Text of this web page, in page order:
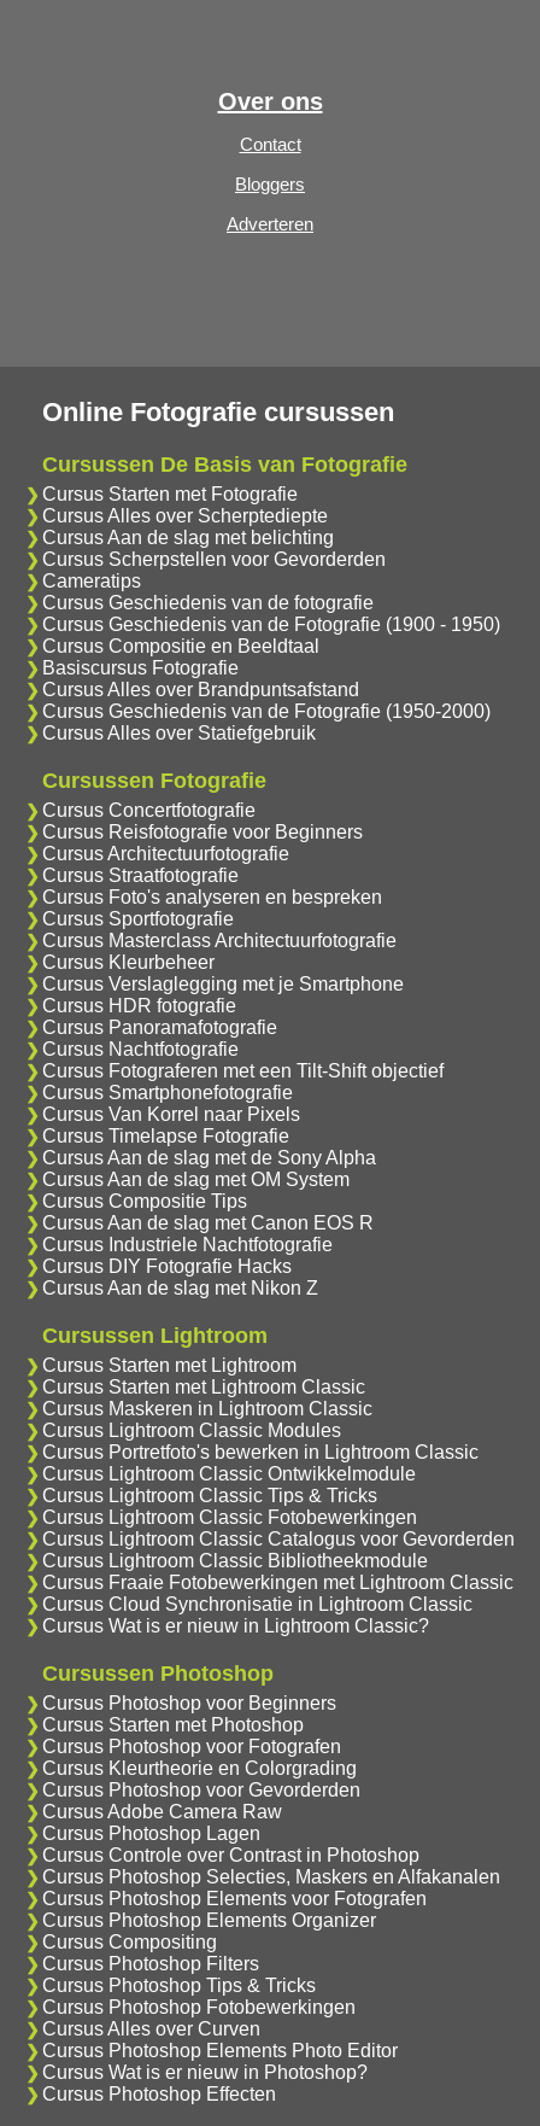
Over ons
Contact
Bloggers
Adverteren
Online Fotografie cursussen
Cursussen De Basis van Fotografie
Cursus Starten met Fotografie
Cursus Alles over Scherptediepte
Cursus Aan de slag met belichting
Cursus Scherpstellen voor Gevorderden
Cameratips
Cursus Geschiedenis van de fotografie
Cursus Geschiedenis van de Fotografie (1900 - 1950)
Cursus Compositie en Beeldtaal
Basiscursus Fotografie
Cursus Alles over Brandpuntsafstand
Cursus Geschiedenis van de Fotografie (1950-2000)
Cursus Alles over Statiefgebruik
Cursussen Fotografie
Cursus Concertfotografie
Cursus Reisfotografie voor Beginners
Cursus Architectuurfotografie
Cursus Straatfotografie
Cursus Foto's analyseren en bespreken
Cursus Sportfotografie
Cursus Masterclass Architectuurfotografie
Cursus Kleurbeheer
Cursus Verslaglegging met je Smartphone
Cursus HDR fotografie
Cursus Panoramafotografie
Cursus Nachtfotografie
Cursus Fotograferen met een Tilt-Shift objectief
Cursus Smartphonefotografie
Cursus Van Korrel naar Pixels
Cursus Timelapse Fotografie
Cursus Aan de slag met de Sony Alpha
Cursus Aan de slag met OM System
Cursus Compositie Tips
Cursus Aan de slag met Canon EOS R
Cursus Industriele Nachtfotografie
Cursus DIY Fotografie Hacks
Cursus Aan de slag met Nikon Z
Cursussen Lightroom
Cursus Starten met Lightroom
Cursus Starten met Lightroom Classic
Cursus Maskeren in Lightroom Classic
Cursus Lightroom Classic Modules
Cursus Portretfoto's bewerken in Lightroom Classic
Cursus Lightroom Classic Ontwikkelmodule
Cursus Lightroom Classic Tips & Tricks
Cursus Lightroom Classic Fotobewerkingen
Cursus Lightroom Classic Catalogus voor Gevorderden
Cursus Lightroom Classic Bibliotheekmodule
Cursus Fraaie Fotobewerkingen met Lightroom Classic
Cursus Cloud Synchronisatie in Lightroom Classic
Cursus Wat is er nieuw in Lightroom Classic?
Cursussen Photoshop
Cursus Photoshop voor Beginners
Cursus Starten met Photoshop
Cursus Photoshop voor Fotografen
Cursus Kleurtheorie en Colorgrading
Cursus Photoshop voor Gevorderden
Cursus Adobe Camera Raw
Cursus Photoshop Lagen
Cursus Controle over Contrast in Photoshop
Cursus Photoshop Selecties, Maskers en Alfakanalen
Cursus Photoshop Elements voor Fotografen
Cursus Photoshop Elements Organizer
Cursus Compositing
Cursus Photoshop Filters
Cursus Photoshop Tips & Tricks
Cursus Photoshop Fotobewerkingen
Cursus Alles over Curven
Cursus Photoshop Elements Photo Editor
Cursus Wat is er nieuw in Photoshop?
Cursus Photoshop Effecten